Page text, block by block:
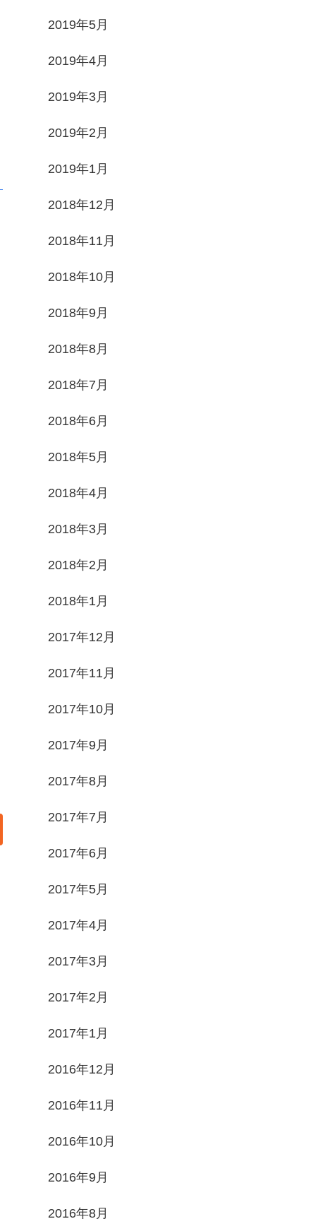
2019年5月
2019年4月
2019年3月
2019年2月
2019年1月
2018年12月
2018年11月
2018年10月
2018年9月
2018年8月
2018年7月
2018年6月
2018年5月
2018年4月
2018年3月
2018年2月
2018年1月
2017年12月
2017年11月
2017年10月
2017年9月
2017年8月
2017年7月
2017年6月
2017年5月
2017年4月
2017年3月
2017年2月
2017年1月
2016年12月
2016年11月
2016年10月
2016年9月
2016年8月